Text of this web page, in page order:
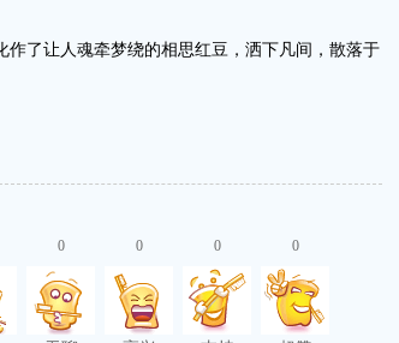
了让人魂牵梦绕的相思红豆，洒下凡间，散落于
0 0 0 0